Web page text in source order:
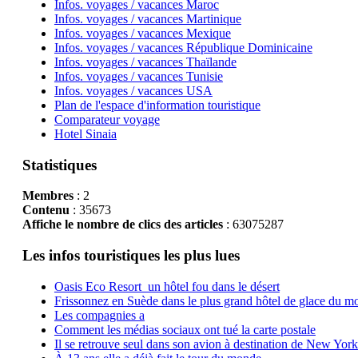
Infos. voyages / vacances Maroc
Infos. voyages / vacances Martinique
Infos. voyages / vacances Mexique
Infos. voyages / vacances République Dominicaine
Infos. voyages / vacances Thaïlande
Infos. voyages / vacances Tunisie
Infos. voyages / vacances USA
Plan de l'espace d'information touristique
Comparateur voyage
Hotel Sinaia
Statistiques
Membres: 2
Contenu : 35673
Affiche le nombre de clics des articles: 63075287
Les infos touristiques les plus lues
Oasis Eco Resort un hôtel fou dans le désert
Frissonnez en Suède dans le plus grand hôtel de glace du
Les compagnies a
Comment les médias sociaux ont tué la carte postale
Il se retrouve seul dans son avion à destination de New York